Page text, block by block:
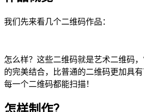
我们先来看几个二维码作品：
怎么样？这些二维码就是艺术二维码
的完美结合，比普通的二维码更加具有
每一个二维码都能扫描！